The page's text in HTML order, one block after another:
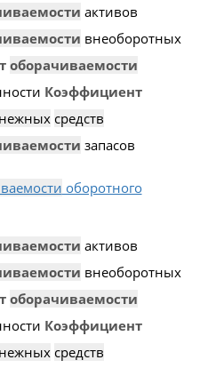
активов
внеоборотных
оборачиваемости
Коэффициент
средств
запасов
оборотного
активов
внеоборотных
оборачиваемости
Коэффициент
средств